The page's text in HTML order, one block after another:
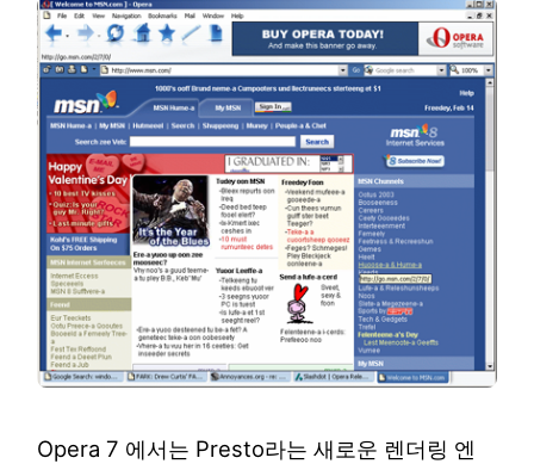
Opera 7 에서는 Presto라는 새로운 렌더링 엔